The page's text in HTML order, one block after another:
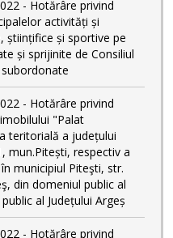
- Hotărâre privind
activități și
științifice și sportive pe
și sprijinite de Consiliul
- Hotărâre privind
"Palat
teritorială a județului
mun.Pitești, respectiv a
municipiul Piteşti, str.
din domeniul public al
al Județului Argeș
- Hotărâre privind